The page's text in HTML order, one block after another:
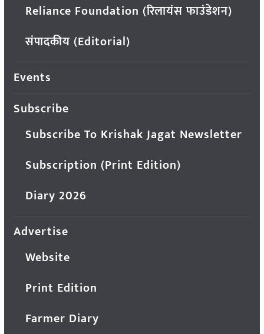
Reliance Foundation (रिलायंस फाउंडेशन)
संपादकीय (Editorial)
Events
Subscribe
Subscribe To Krishak Jagat Newsletter
Subscription (Print Edition)
Diary 2026
Advertise
Website
Print Edition
Farmer Diary